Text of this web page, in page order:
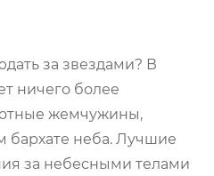
за звездами? В
ничего более
жемчужины,
неба. Лучшие
за небесными телами